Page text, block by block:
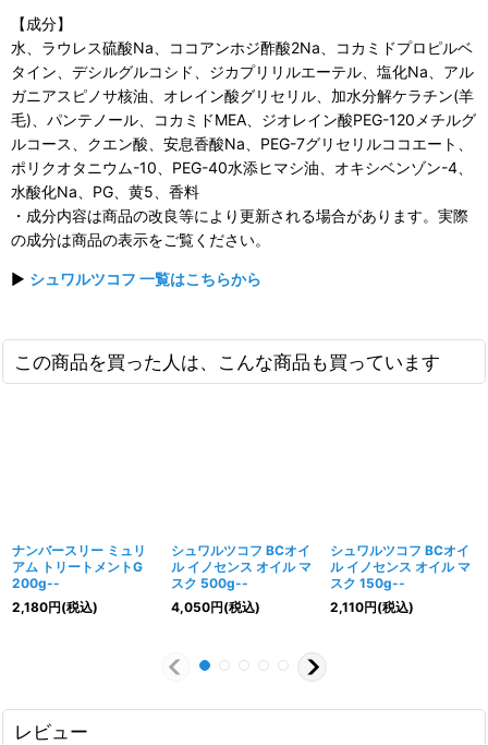
【成分】
水、ラウレス硫酸Na、ココアンホジ酢酸2Na、コカミドプロピルベ
タイン、デシルグルコシド、ジカプリリルエーテル、塩化Na、アル
ガニアスピノサ核油、オレイン酸グリセリル、加水分解ケラチン(羊
毛)、パンテノール、コカミドMEA、ジオレイン酸PEG-120メチルグ
ルコース、クエン酸、安息香酸Na、PEG-7グリセリルココエート、
ポリクオタニウム-10、PEG-40水添ヒマシ油、オキシベンゾン-4、
水酸化Na、PG、黄5、香料
・成分内容は商品の改良等により更新される場合があります。実際
の成分は商品の表示をご覧ください。
▶ シュワルツコフ 一覧はこちらから
この商品を買った人は、こんな商品も買っています
ナンバースリー ミュリ
アム トリートメントG
200g--
2,180円(税込)
シュワルツコフ BCオイ
ル イノセンス オイル マ
スク 500g--
4,050円(税込)
シュワルツコフ BCオイ
ル イノセンス オイル マ
スク 150g--
2,110円(税込)
レビュー